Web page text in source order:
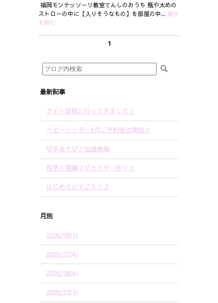
福岡モンテッソーリ教室てんしのおうち 瓶や太めの
ストローの中に【入りそうなもの】を部屋の中... 続き
を読む
1
最新記事
タイへ研修に行ってきました♪
ベビーシッター8月ご予約受付開始♪
切手あそび♪加減乗除
科学の実験♪グライダー作り♪
はじめてのすごろく♪
月別
2026/08(1)
2026/07(4)
2026/06(4)
2026/05(5)